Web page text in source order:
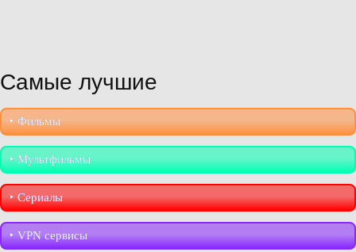
Самые лучшие
‣︎ Фильмы
‣︎ Мультфильмы
‣︎ Сериалы
‣︎ VPN сервисы